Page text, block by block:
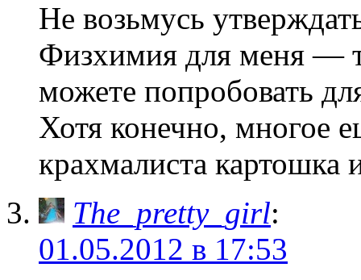
Не возьмусь
Физхимия для меня —
можете попробовать
Хотя конечно, многое
крахмалиста картошка
The_pretty_girl:
01.05.2012 в 17:53